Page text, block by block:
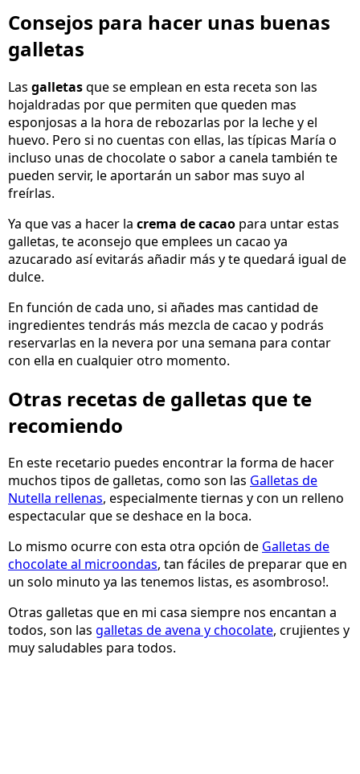
Consejos para hacer unas buenas
galletas
Las galletasque se emplean en esta receta son las
hojaldradas por que permiten que queden mas
esponjosas a la hora de rebozarlas por la leche y el
huevo. Pero si no cuentas con ellas, las típicas María o
incluso unas de chocolate o sabor a canela también te
pueden servir, le aportarán un sabor mas suyo al
freírlas.
Ya que vas a hacer la crema de cacao para untar estas
galletas, te aconsejo que emplees un cacao ya
azucarado así evitarás añadir más y te quedará igual de
dulce.
En función de cada uno, si añades mas cantidad de
ingredientes tendrás más mezcla de cacao y podrás
reservarlas en la nevera por una semana para contar
con ella en cualquier otro momento.
Otras recetas de galletas que te
recomiendo
En este recetario puedes encontrar la forma de hacer
muchos tipos de galletas, como son las Galletas de
Nutella rellenas, especialmente tiernas y con un relleno
espectacular que se deshace en la boca.
Lo mismo ocurre con esta otra opción de Galletas de
chocolate al microondas, tan fáciles de preparar que en
un solo minuto ya las tenemos listas, es asombroso!.
Otras galletas que en mi casa siempre nos encantan a
todos, son las galletas de avena y chocolate, crujientes y
muy saludables para todos.